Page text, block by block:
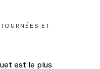
TOURNÉES ET
est le plus